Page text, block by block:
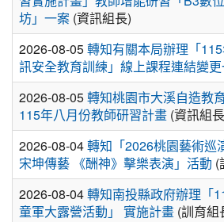
坊」一案 (資訊組長)
2026-08-05轉知有關本局辦理「
訊安全教育訓練」線上課程連結變
2026-08-05轉知桃園市大溪自造教
115年八月份教師研習計畫 (資訊組
2026-08-04轉知「2026桃園藝術巡
宋坤傳藝 《酬神》擊樂表演」活動 (
2026-08-04轉知南投縣政府辦理「
童軍大露營活動」 實施計畫 (訓育組